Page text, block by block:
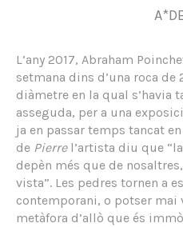
L’any 2017, Abraham
setmana dins d’una roca de
diàmetre en la qual s’havia
asseguda, per a una
ja en passar temps tancat
de Pierrel’artista diu que
depèn més que de
vista”. Les pedres tornen a
contemporani, o potser mai
metàfora d’allò que és